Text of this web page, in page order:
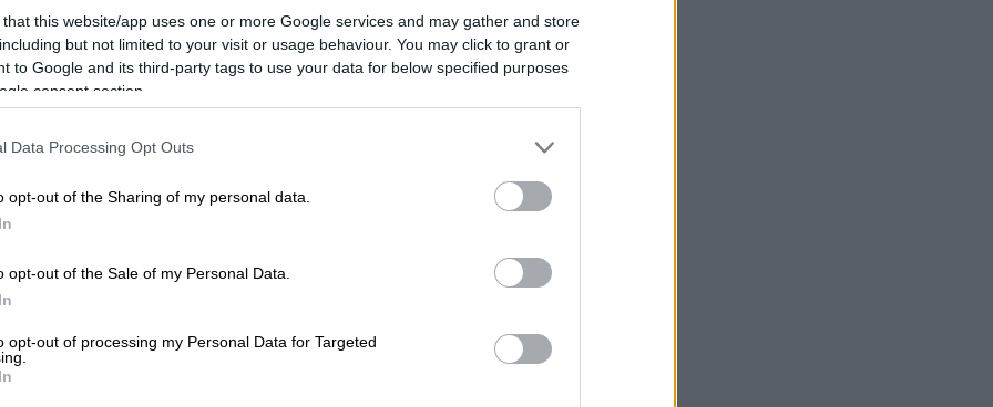
that this website/app uses one or more Google services and may gather and store
but not limited to your visit or usage behaviour. You may click to grant or
to Google and its third-party tags to use your data for below specified purposes
consent section.
Data Processing Opt Outs
opt-out of the Sharing of my personal data.
opt-out of the Sale of my Personal Data.
opt-out of processing my Personal Data for Targeted
το ΕΘΝΟΣ στη Google
χόρτα στο Μαρκόπουλο στην οδό
σεφωτοβολταϊκά.